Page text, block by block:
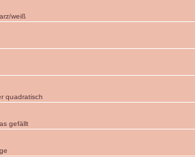
weiß
quadratisch
gefällt